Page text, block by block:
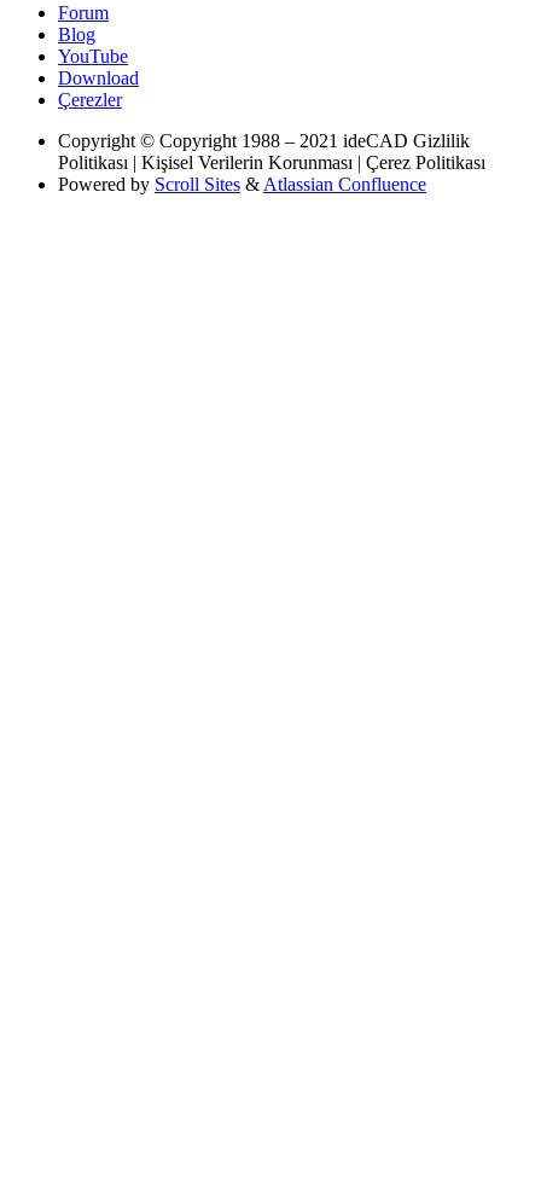
Forum
Blog
YouTube
Download
Çerezler
Copyright © Copyright 1988 – 2021 ideCAD Gizlilik
Politikası | Kişisel Verilerin Korunması | Çerez Politikası
Powered by Scroll Sites & Atlassian Confluence